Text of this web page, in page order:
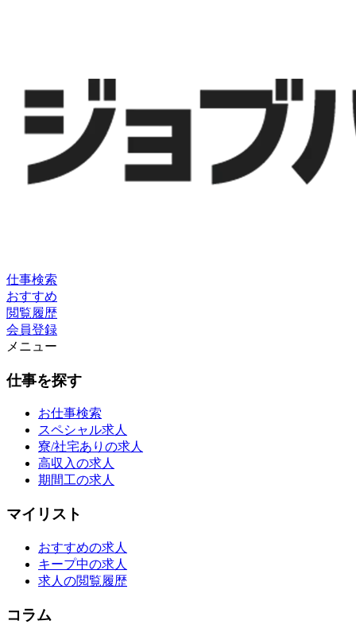
仕事検索
おすすめ
閲覧履歴
会員登録
メニュー
仕事を探す
お仕事検索
スペシャル求人
寮/社宅ありの求人
高収入の求人
期間工の求人
マイリスト
おすすめの求人
キープ中の求人
求人の閲覧履歴
コラム